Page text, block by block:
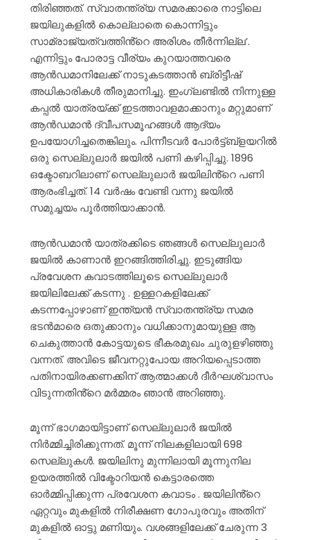
തിരിഞ്ഞത്. സ്വാതന്ത്ര്യ സമരക്കാരെ നാട്ടിലെ
ജയിലുകളിൽ കൊല്ലാതെ കൊന്നിട്ടും
സാമ്രാജ്യത്വത്തിൻ്റെ അരിശം തീർന്നില്ല’.
എന്നിട്ടും പോരാട്ട വീര്യം കുറയാത്തവരെ
ആൻഡമാനിലേക്ക് നാടുകടത്താൻ ബ്രിട്ടീഷ്
അധികാരികൾ തീരുമാനിച്ചു. ഇംഗ്ലണ്ടിൽ നിന്നുള്ള
കപ്പൽ യാത്രയ്ക്ക് ഇടത്താവളമാക്കാനും മറ്റുമാണ്
ആൻഡമാൻ ദ്വീപസമൂഹങ്ങൾ ആദ്യം
ഉപയോഗിച്ചതെങ്കിലും. പിന്നീടവർ പോർട്ട്ബ്ളയറിൽ
ഒരു സെല്ലുലാർ ജയിൽ പണി കഴിപ്പിച്ചു. 1896
ഒക്ടോബറിലാണ് സെല്ലുലാർ ജയിലിൻ്റെ പണി
ആരംഭിച്ചത്. 14 വർഷം വേണ്ടി വന്നു ജയിൽ
സമുച്ചയം പൂർത്തിയാക്കാൻ.
ആൻഡമാൻ യാത്രക്കിടെ ഞങ്ങൾ സെല്ലുലാർ
ജയിൽ കാണാൻ ഇറങ്ങിത്തിരിച്ചു. ഇടുങ്ങിയ
പ്രവേശന കവാടത്തിലൂടെ സെല്ലുലാർ
ജയിലിലേക്ക് കടന്നു . ഉള്ളറകളിലേക്ക്
കടന്നപ്പോഴാണ് ഇന്ത്യൻ സ്വാതന്ത്ര്യ സമര
ഭടൻമാരെ ഒതുക്കാനും വധിക്കാനുമായുള്ള ആ
ചെകുത്താൻ കോട്ടയുടെ ഭീകരമുഖം ചുരുളഴിഞ്ഞു
വന്നത്. അവിടെ ജീവനറ്റുപോയ അറിയപ്പെടാത്ത
പതിനായിരക്കണക്കിന് ആത്മാക്കൾ ദീർഘശ്വാസം
വിടുന്നതിൻ്റെ മർമ്മരം ഞാൻ അറിഞ്ഞു.
മൂന്ന് ഭാഗമായിട്ടാണ് സെല്ലുലാർ ജയിൽ
നിർമ്മിച്ചിരിക്കുന്നത്. മൂന്ന് നിലകളിലായി 698
സെല്ലുകൾ. ജയിലിനു മുന്നിലായി മൂന്നുനില
ഉയരത്തിൽ വിക്ടോറിയൻ കെട്ടാരത്തെ
ഓർമ്മിപ്പിക്കുന്ന പ്രവേശന കവാടം . ജയിലിൻ്റെ
ഏറ്റവും മുകളിൽ നിരീക്ഷണ ഗോപുരവും അതിന്
മുകളിൽ ഓട്ടു മണിയും. വശങ്ങളിലേക്ക് ചേരുന്ന 3